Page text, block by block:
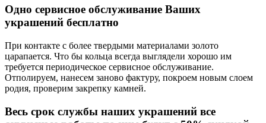
Одно сервисное обслуживание Ваших
украшений бесплатно
При контакте с более твердыми материалами золото
царапается. Что бы кольца всегда выглядели хорошо им
требуется периодическое сервисное обслуживание.
Отполируем, нанесем заново фактуру, покроем новым слоем
родия, проверим закрепку камней.
Весь срок службы наших украшений все